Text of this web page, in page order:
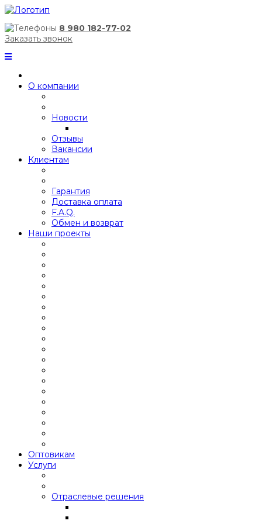
8 980 182-77-02
Заказать звонок
О компании
Новости
Отзывы
Вакансии
Клиентам
Гарантия
Доставка оплата
F.A.Q.
Обмен и возврат
Наши проекты
Оптовикам
Услуги
Отраслевые решения